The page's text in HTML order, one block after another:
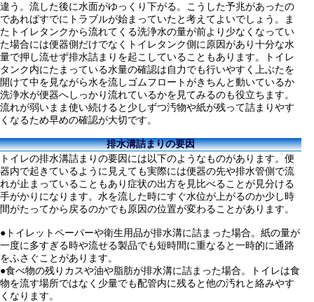
違う。流した後に水面がゆっくり下がる。こうした予兆があったの
であればすでにトラブルが始まっていたと考えてよいでしょう。ま
たトイレタンクから流れてくる洗浄水の量が前より少なくなってい
た場合には便器側だけでなくトイレタンク側に原因があり十分な水
量で押し流せず排水詰まりを起こしていることもあります。トイレ
タンク内にたまっている水量の確認は自力でも行いやすく上ぶたを
開けて中を見ながら水を流しゴムフロートがきちんと動いているか
洗浄水が便器へしっかり流れているかを見てみるのも役立ちます。
流れが弱いまま使い続けると少しずつ汚物や紙が残って詰まりやす
くなるため早めの確認が大切です。
排水溝詰まりの要因
トイレの排水溝詰まりの要因には以下のようなものがあります。便
器内で起きているように見えても実際には便器の先や排水管側で流
れが止まっていることもあり症状の出方を見比べることが見分ける
手がかりになります。水を流した時にすぐ水位が上がるのか少し時
間がたってから戻るのかでも原因の位置が変わることがあります。
●トイレットペーパーや衛生用品が排水溝に詰まった場合。紙の量が
一度に多すぎる時や流せる製品でも短時間に重なると一時的に通路
をふさぐことがあります。
●食べ物の残りカスや油や脂肪が排水溝に詰まった場合。トイレは食
物を流す場所ではなく少量でも配管内に残ると他の汚れと絡みやす
くなります。